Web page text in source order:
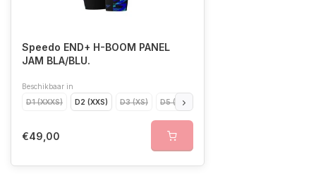
Speedo END+ H-BOOM PANEL
JAM BLA/BLU.
Beschikbaar in
D1 (XXXS)
D2 (XXS) D3 (XS) D5 (M)
€49,00